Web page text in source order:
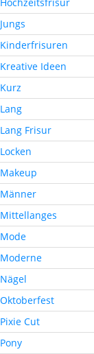
Jungs
Kinderfrisuren
Kreative Ideen
Kurz
Lang
Lang Frisur
Locken
Makeup
Männer
Mittellanges
Mode
Moderne
Nägel
Oktoberfest
Pixie Cut
Pony